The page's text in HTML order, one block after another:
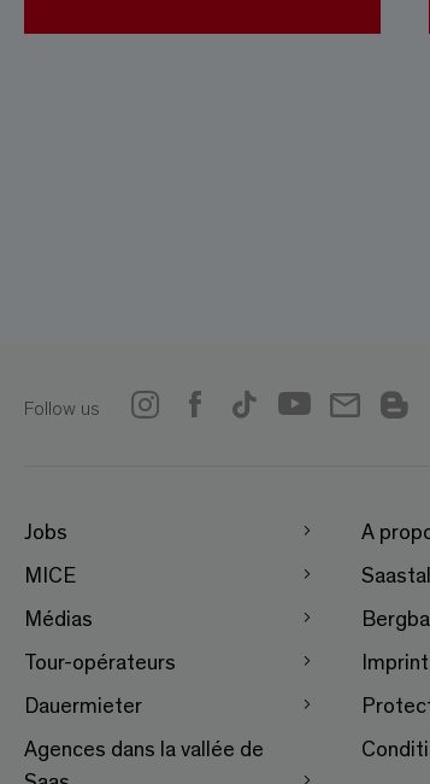
Follow us
Jobs
MICE
Médias
Tour-opérateurs
Dauermieter
Agences dans la vallée de
A
Imprint